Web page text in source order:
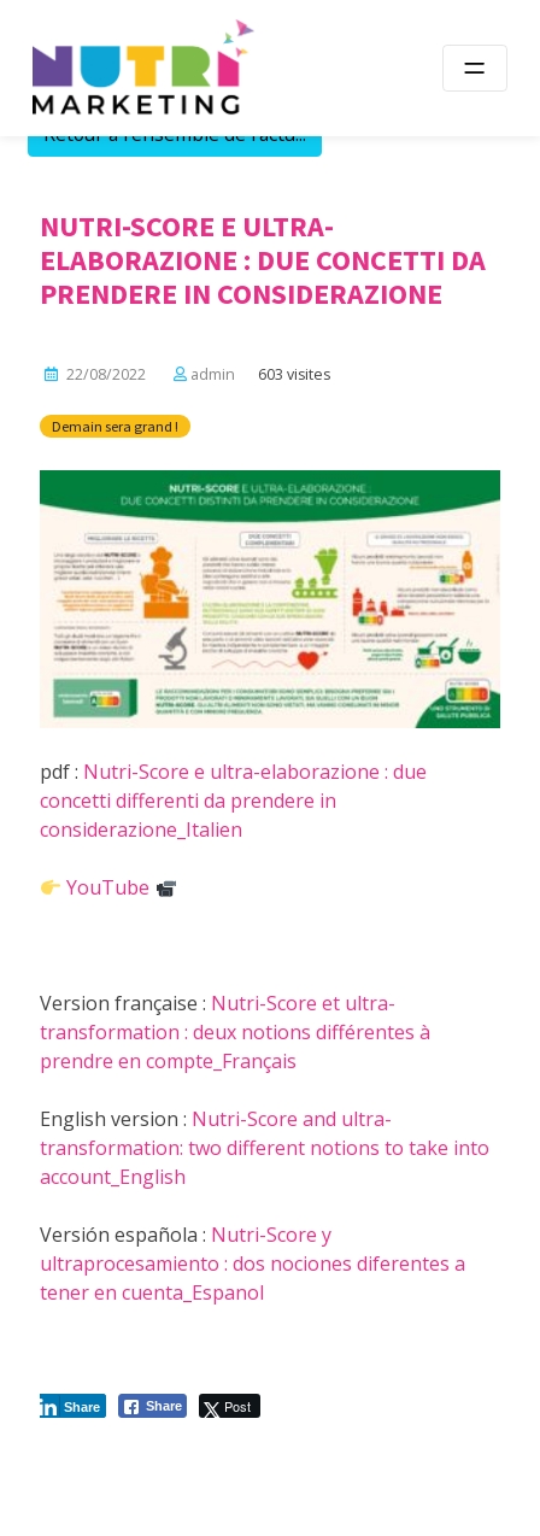
Retour à l'ensemble de l'actu...
NUTRI-SCORE E ULTRA-
ELABORAZIONE : DUE CONCETTI DA
PRENDERE IN CONSIDERAZIONE
22/08/2022 admin 603 visites
Demain sera grand !
pdf : Nutri-Score e ultra-elaborazione : due
concetti differenti da prendere in
considerazione_Italien
YouTube
Version française : Nutri-Score et ultra-
transformation : deux notions différentes à
prendre en compte_Français
English version : Nutri-Score and ultra-
transformation: two different notions to take into
account_English
Versión española : Nutri-Score y
ultraprocesamiento : dos nociones diferentes a
tener en cuenta_Espanol
Share Post
Share